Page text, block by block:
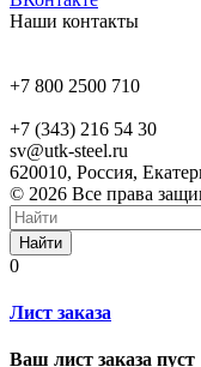
Наши контакты
+7 800 2500 710
+7 (343) 216 54 30
sv@utk-steel.ru
620010, Россия,
© 2026 Все права
Найти
0
Лист заказа
Ваш лист заказа пуст